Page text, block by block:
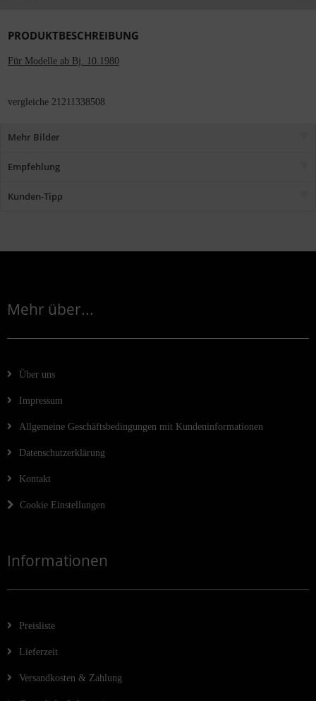
PRODUKTBESCHREIBUNG
Für Modelle ab Bj. 10.1980
vergleiche 21211338508
Mehr Bilder
Empfehlung
Kunden-Tipp
Mehr über...
Über uns
Impressum
Allgemeine Geschäftsbedingungen mit Kundeninformationen
Datenschutzerklärung
Kontakt
Cookie Einstellungen
Informationen
Preisliste
Lieferzeit
Versandkosten & Zahlung